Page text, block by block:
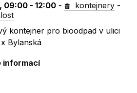
09:00 - 12:00 - kontejnery -
kontejner pro bioodpad v ulici
Bylanská
informací